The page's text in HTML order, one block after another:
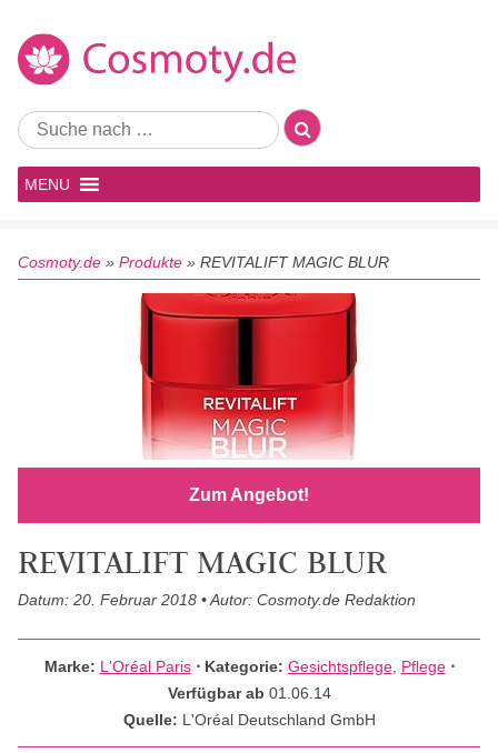
MENU
Cosmoty.de » Produkte » REVITALIFT MAGIC BLUR
Zum Angebot!
REVITALIFT MAGIC BLUR
Datum: 20. Februar 2018 • Autor: Cosmoty.de Redaktion
Marke: L'Oréal Paris ⋅ Kategorie: Gesichtspflege, Pflege ⋅
Verfügbar ab 01.06.14
Quelle: L'Oréal Deutschland GmbH